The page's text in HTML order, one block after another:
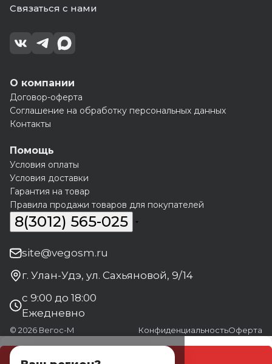
Связаться с нами
О компании
Договор-оферта
Соглашение на обработку персональных данных
Контакты
Помощь
Условия оплаты
Условия доставки
Гарантия на товар
Правила продажи товаров для покупателей
8(3012) 565-025
site@vegosm.ru
г. Улан-Удэ, ул. Сахьяновой, 9/14
с 9:00 до 18:00
Ежедневно
© 2026 Вегос-М КонфиденциальностьОферта